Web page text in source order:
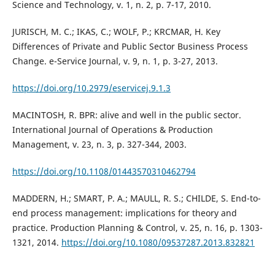
Science and Technology, v. 1, n. 2, p. 7-17, 2010.
JURISCH, M. C.; IKAS, C.; WOLF, P.; KRCMAR, H. Key
Differences of Private and Public Sector Business Process
Change. e-Service Journal, v. 9, n. 1, p. 3-27, 2013.
https://doi.org/10.2979/eservicej.9.1.3
MACINTOSH, R. BPR: alive and well in the public sector.
International Journal of Operations & Production
Management, v. 23, n. 3, p. 327-344, 2003.
https://doi.org/10.1108/01443570310462794
MADDERN, H.; SMART, P. A.; MAULL, R. S.; CHILDE, S. End-to-
end process management: implications for theory and
practice. Production Planning & Control, v. 25, n. 16, p. 1303-
1321, 2014. https://doi.org/10.1080/09537287.2013.832821